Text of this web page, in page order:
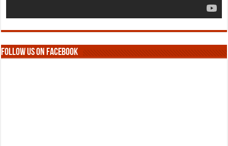
Follow us on Facebook